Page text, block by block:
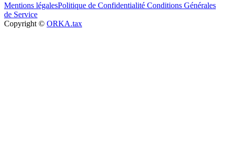
Mentions légalesPolitique de Confidentialité Conditions Générales
de Service
Copyright © ORKA.tax